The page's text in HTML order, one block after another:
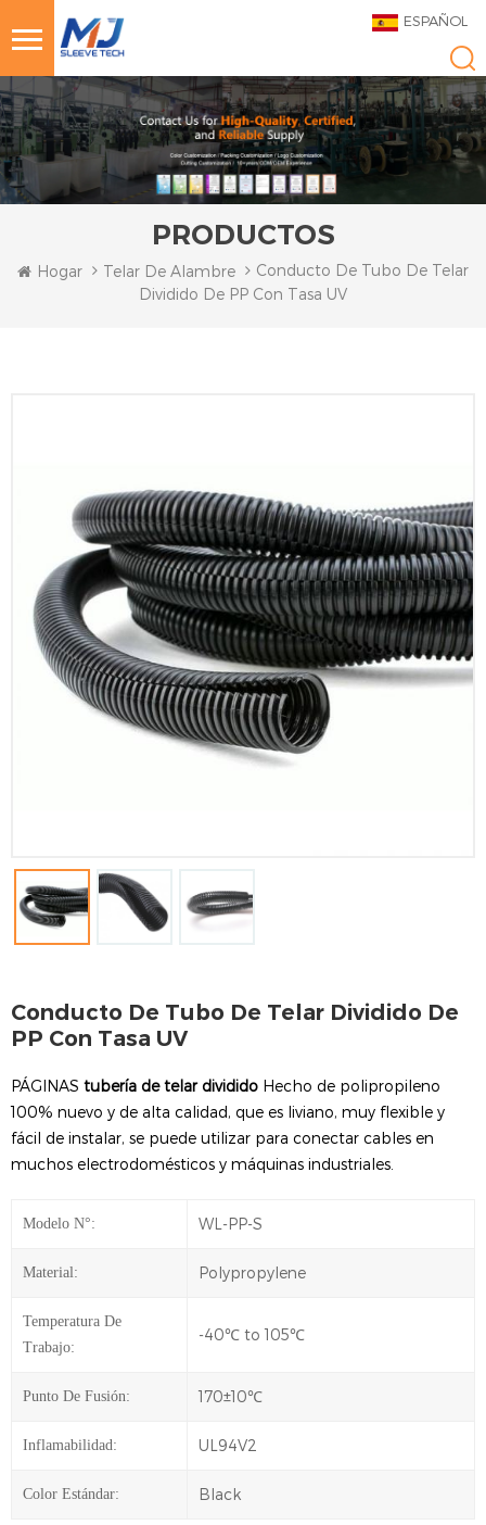
ESPAÑOL
PRODUCTOS
Hogar Telar De Alambre
Conducto De Tubo De Telar
Dividido De PP Con Tasa UV
Conducto De Tubo De Telar Dividido De
PP Con Tasa UV
PÁGINAS tubería de telar dividido Hecho de polipropileno
100% nuevo y de alta calidad, que es liviano, muy flexible y
fácil de instalar, se puede utilizar para conectar cables en
muchos electrodomésticos y máquinas industriales.
Modelo N°: WL-PP-S
Material: Polypropylene
Temperatura De
Trabajo:
-40℃ to 105℃
Punto De Fusión: 170±10℃
Inflamabilidad: UL94V2
Color Estándar: Black